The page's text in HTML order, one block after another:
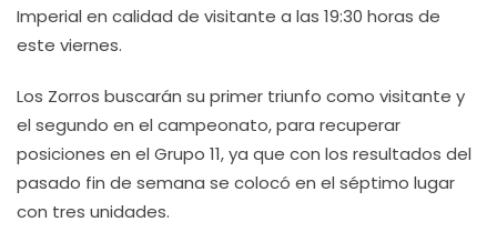
Imperial en calidad de visitante a las 19:30 horas de
este viernes.
Los Zorros buscarán su primer triunfo como visitante y
el segundo en el campeonato, para recuperar
posiciones en el Grupo 11, ya que con los resultados del
pasado fin de semana se colocó en el séptimo lugar
con tres unidades.